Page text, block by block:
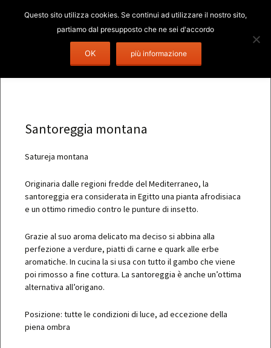
contenuto
Santoreggia montana
Satureja montana
Originaria dalle regioni fredde del Mediterraneo, la
santoreggia era considerata in Egitto una pianta afrodisiaca
e un ottimo rimedio contro le punture di insetto.
Grazie al suo aroma delicato ma deciso si abbina alla
perfezione a verdure, piatti di carne e quark alle erbe
aromatiche. In cucina la si usa con tutto il gambo che viene
poi rimosso a fine cottura. La santoreggia è anche un’ottima
alternativa all’origano.
Posizione: tutte le condizioni di luce, ad eccezione della
piena ombra
OK